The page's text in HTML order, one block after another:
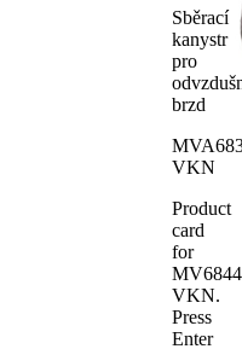
systém
WVA číslo
WVA číslo
Počet
Sběrací
kanystr
pro
brzd
VKN
Product
card
for
MV6844
VKN.
Press
Enter